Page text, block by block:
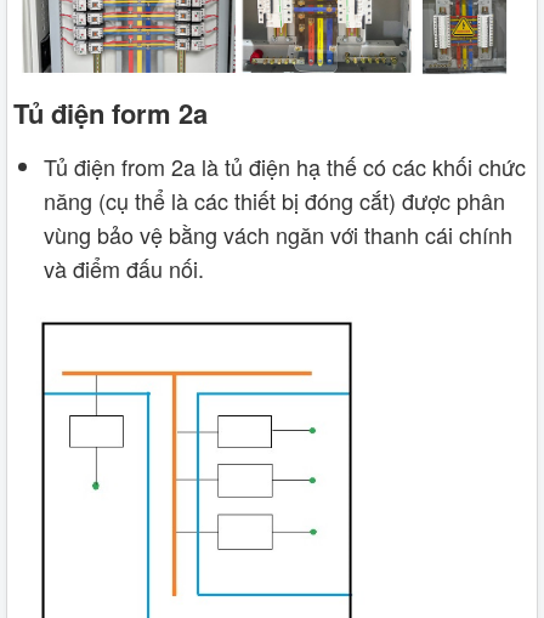
Tủ điện form 2a
Tủ điện from 2a là tủ điện hạ thế có các khối chức
năng (cụ thể là các thiết bị đóng cắt) được phân
vùng bảo vệ bằng vách ngăn với thanh cái chính
và điểm đấu nối.